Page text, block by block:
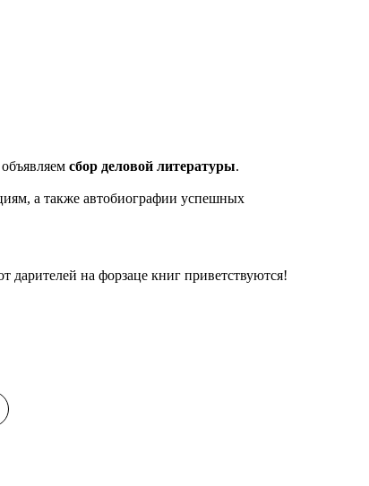
сбор деловой литературы.
а также автобиографии успешных
на форзаце книг приветствуются!